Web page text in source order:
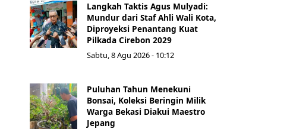
Langkah Taktis Agus Mulyadi:
Mundur dari Staf Ahli Wali Kota,
Diproyeksi Penantang Kuat
Pilkada Cirebon 2029
Sabtu, 8 Agu 2026 - 10:12
Puluhan Tahun Menekuni
Bonsai, Koleksi Beringin Milik
Warga Bekasi Diakui Maestro
Jepang